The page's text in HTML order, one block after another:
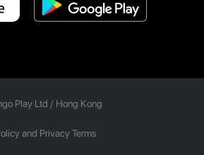
Play Ltd / Hong Kong
and Privacy Terms